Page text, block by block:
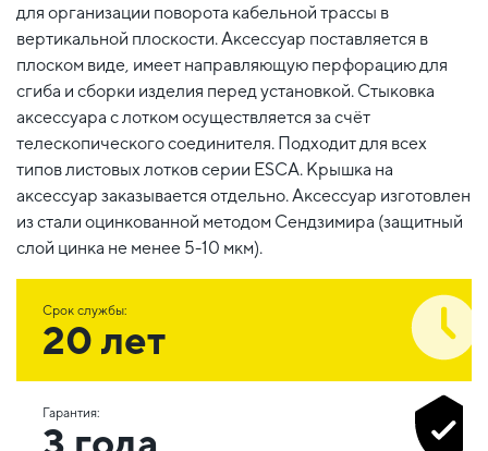
для организации поворота кабельной трассы в
вертикальной плоскости. Аксессуар поставляется в
плоском виде, имеет направляющую перфорацию для
сгиба и сборки изделия перед установкой. Стыковка
аксессуара с лотком осуществляется за счёт
телескопического соединителя. Подходит для всех
типов листовых лотков серии ESCA. Крышка на
аксессуар заказывается отдельно. Аксессуар изготовлен
из стали оцинкованной методом Сендзимира (защитный
слой цинка не менее 5-10 мкм).
Срок службы:
20 лет
Гарантия: